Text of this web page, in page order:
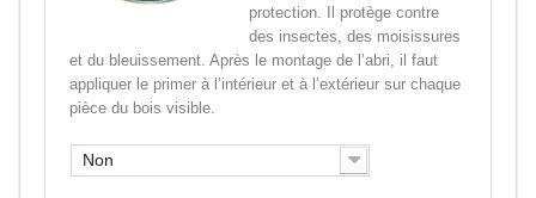
protection. Il protège contre
des insectes, des moisissures
et du bleuissement. Après le montage de l’abri, il faut
appliquer le primer à l’intérieur et à l’extérieur sur chaque
pièce du bois visible.
Non